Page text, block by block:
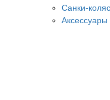
Санки-